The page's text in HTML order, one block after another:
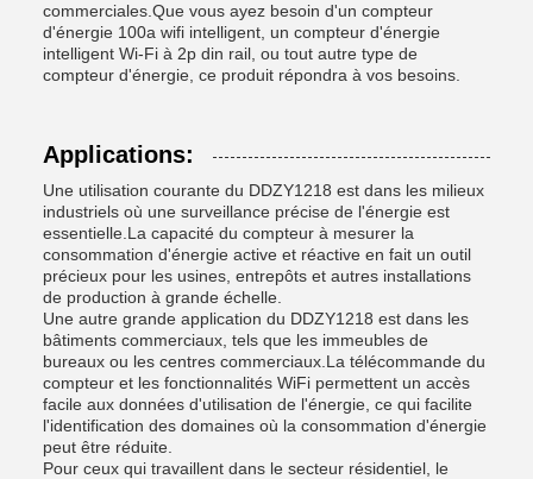
commerciales.Que vous ayez besoin d'un compteur
d'énergie 100a wifi intelligent, un compteur d'énergie
intelligent Wi-Fi à 2p din rail, ou tout autre type de
compteur d'énergie, ce produit répondra à vos besoins.
Applications:
Une utilisation courante du DDZY1218 est dans les milieux
industriels où une surveillance précise de l'énergie est
essentielle.La capacité du compteur à mesurer la
consommation d'énergie active et réactive en fait un outil
précieux pour les usines, entrepôts et autres installations
de production à grande échelle.
Une autre grande application du DDZY1218 est dans les
bâtiments commerciaux, tels que les immeubles de
bureaux ou les centres commerciaux.La télécommande du
compteur et les fonctionnalités WiFi permettent un accès
facile aux données d'utilisation de l'énergie, ce qui facilite
l'identification des domaines où la consommation d'énergie
peut être réduite.
Pour ceux qui travaillent dans le secteur résidentiel, le